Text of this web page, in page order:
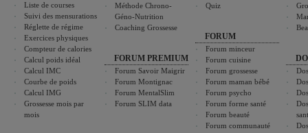
Liste de courses
Suivi des mensurations
Réglette de régime
Exercices physiques
Compteur de calories
Calcul poids idéal
Calcul IMC
Courbe de poids
Calcul IMG
Grossesse mois par
mois
Méthode Chrono-
Géno-Nutrition
Coaching Grossesse
FORUM PREMIUM
Forum Savoir Maigrir
Forum Montignac
Forum MentalSlim
Forum SLIM data
Quiz
FORUM
Forum minceur
Forum cuisine
Forum grossesse
Forum maman bébé
Forum psycho
Forum forme santé
Forum beauté
Forum communauté